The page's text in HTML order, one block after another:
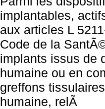
implantables,
aux articles L
Code de la
implants issus de
humaine ou en
greffons
humaine, relÃ